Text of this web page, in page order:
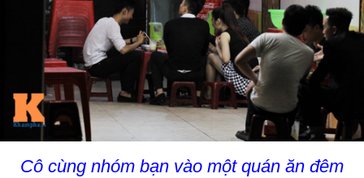
Cô cùng nhóm bạn vào một quán ăn đêm